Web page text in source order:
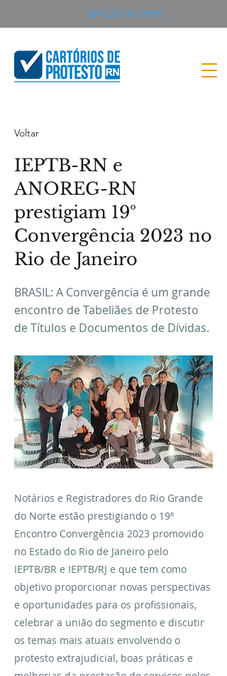
(84) 2010-7096
Voltar
IEPTB-RN e
ANOREG-RN
prestigiam 19º
Convergência 2023 no
Rio de Janeiro
BRASIL: A Convergência é um grande
encontro de Tabeliães de Protesto
de Títulos e Documentos de Dívidas.
Notários e Registradores do Rio Grande
do Norte estão prestigiando o 19º
Encontro Convergência 2023 promovido
no Estado do Rio de Janeiro pelo
IEPTB/BR e IEPTB/RJ e que tem como
objetivo proporcionar novas perspectivas
e oportunidades para os profissionais,
celebrar a união do segmento e discutir
os temas mais atuais envolvendo o
protesto extrajudicial, boas práticas e